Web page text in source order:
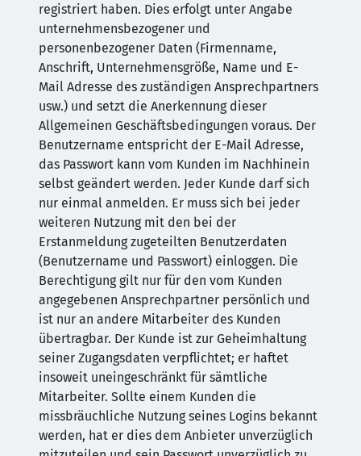
registriert haben. Dies erfolgt unter Angabe
unternehmensbezogener und
personenbezogener Daten (Firmenname,
Anschrift, Unternehmensgröße, Name und E-
Mail Adresse des zuständigen Ansprechpartners
usw.) und setzt die Anerkennung dieser
Allgemeinen Geschäftsbedingungen voraus. Der
Benutzername entspricht der E-Mail Adresse,
das Passwort kann vom Kunden im Nachhinein
selbst geändert werden. Jeder Kunde darf sich
nur einmal anmelden. Er muss sich bei jeder
weiteren Nutzung mit den bei der
Erstanmeldung zugeteilten Benutzerdaten
(Benutzername und Passwort) einloggen. Die
Berechtigung gilt nur für den vom Kunden
angegebenen Ansprechpartner persönlich und
ist nur an andere Mitarbeiter des Kunden
übertragbar. Der Kunde ist zur Geheimhaltung
seiner Zugangsdaten verpflichtet; er haftet
insoweit uneingeschränkt für sämtliche
Mitarbeiter. Sollte einem Kunden die
missbräuchliche Nutzung seines Logins bekannt
werden, hat er dies dem Anbieter unverzüglich